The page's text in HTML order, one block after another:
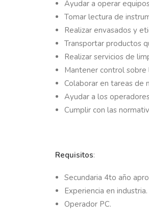
Ayudar a operar
Tomar lectura de
Realizar envasados y
Transportar productos
Realizar servicios de
Mantener control
Colaborar en tareas de
Ayudar a los
Cumplir con las
Requisitos:
Secundaria 4to año
Experiencia en
Operador PC.